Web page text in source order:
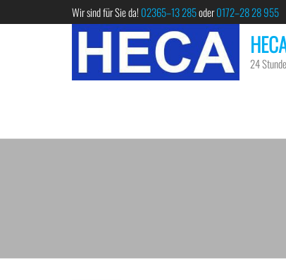
to
Wir sind für Sie da! 02365–13 285oder0172–28 28 955
24